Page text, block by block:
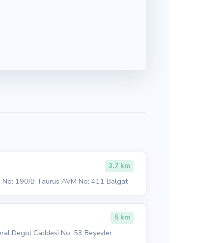
3.7 km
No: 190/B Taurus AVM No: 411 Balgat
5 km
Degol Caddesi No: 53 Beşevler